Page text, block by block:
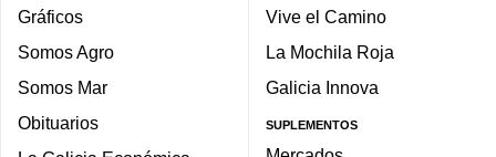
Gráficos
Somos Agro
Somos Mar
Obituarios
Vive el Camino
La Mochila Roja
Galicia Innova
SUPLEMENTOS